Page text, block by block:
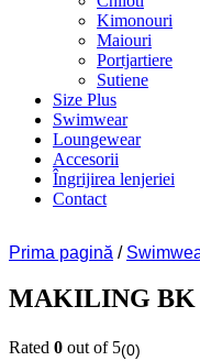
Kimonouri
Maiouri
Portjartiere
Sutiene
Size Plus
Swimwear
Loungewear
Accesorii
Îngrijirea lenjeriei
Contact
Prima pagină /
MAKILING BK
Rated 0 out of 5(0)